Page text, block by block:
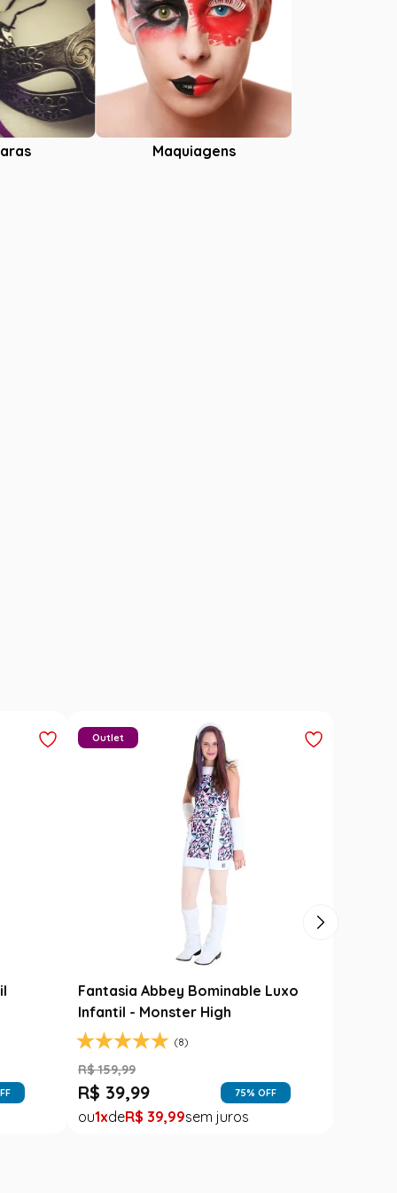
Maquiagens
Fantasia Abbey Bominable Luxo
Infantil - Monster High
(8)
Outlet
R$ 159,99
R$ 39,99 75% OFF
1 R$ 39,99